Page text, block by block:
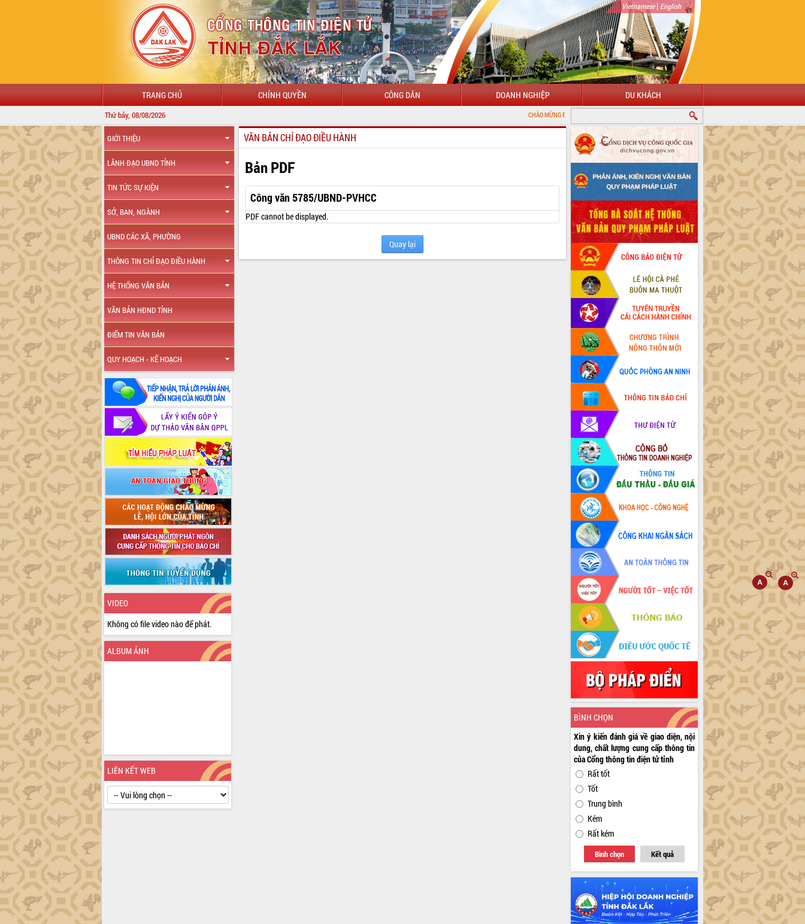
Vietnamese| English
TRANG CHỦ CHÍNH QUYỀN CÔNG DÂN DOANH NGHIỆP DU KHÁCH
Thứ bảy, 08/08/2026 CHÀO MỪNG ĐẾN VỚI CỔNG THÔNG TIN ĐIỆN TỬ TỈNH ĐẮK LẮK
GIỚI THIỆU
LÃNH ĐẠO UBND TỈNH
TIN TỨC SỰ KIỆN
SỞ, BAN, NGÀNH
UBND CÁC XÃ, PHƯỜNG
THÔNG TIN CHỈ ĐẠO ĐIỀU HÀNH
HỆ THỐNG VĂN BẢN
VĂN BẢN HĐND TỈNH
ĐIỂM TIN VĂN BẢN
QUY HOẠCH - KẾ HOẠCH
VIDEO
Không có file video nào để phát.
ALBUM ẢNH
LIÊN KẾT WEB
VĂN BẢN CHỈ ĐẠO ĐIỀU HÀNH
Bản PDF
Công văn 5785/UBND-PVHCC
PDF cannot be displayed.
Quay lại
BÌNH CHỌN
Xin ý kiến đánh giá về giao diện, nội
dung, chất lượng cung cấp thông tin
của Cổng thông tin điện tử tỉnh
Rất tốt
Tốt
Trung bình
Kém
Rất kém
Bình chọn Kết quả